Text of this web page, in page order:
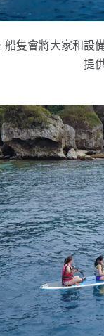
隻會將大家和設
提